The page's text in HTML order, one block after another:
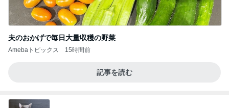
夫のおかげで毎日大量収穫の野菜
Amebaトピックス 15時間前
記事を読む